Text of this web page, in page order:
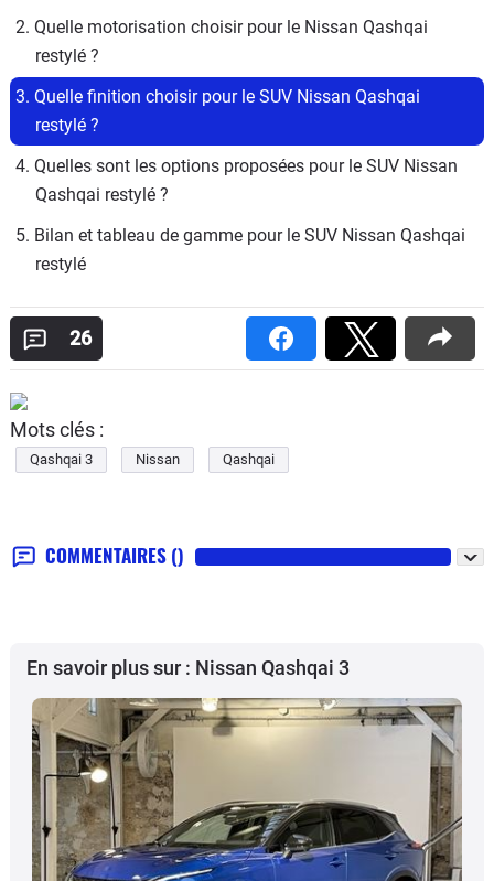
2. Quelle motorisation choisir pour le Nissan Qashqai
restylé ?
3. Quelle finition choisir pour le SUV Nissan Qashqai
restylé ?
4. Quelles sont les options proposées pour le SUV Nissan
Qashqai restylé ?
5. Bilan et tableau de gamme pour le SUV Nissan Qashqai
restylé
26
Mots clés :
Qashqai 3 Nissan Qashqai
COMMENTAIRES ()
En savoir plus sur : Nissan Qashqai 3